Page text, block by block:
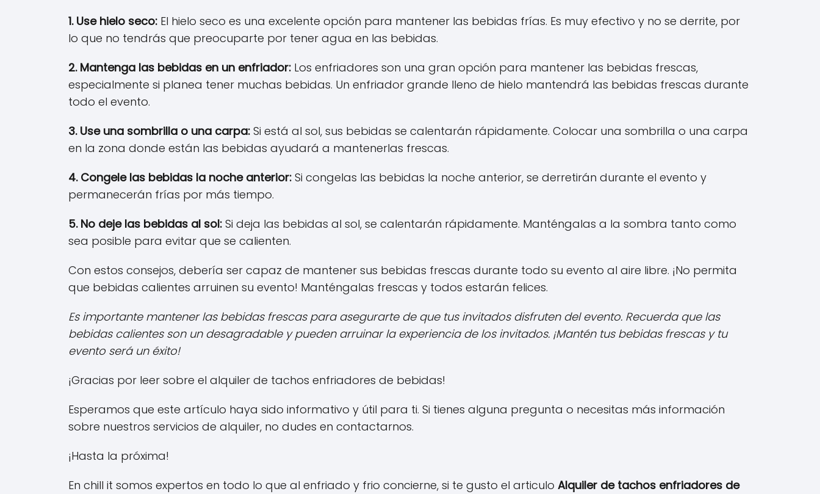
1. Use hielo seco: El hielo seco es una excelente opción para mantener las bebidas frías. Es muy efectivo y no se derrite, por
lo que no tendrás que preocuparte por tener agua en las bebidas.
2. Mantenga las bebidas en un enfriador: Los enfriadores son una gran opción para mantener las bebidas frescas,
especialmente si planea tener muchas bebidas. Un enfriador grande lleno de hielo mantendrá las bebidas frescas durante
todo el evento.
3. Use una sombrilla o una carpa: Si está al sol, sus bebidas se calentarán rápidamente. Colocar una sombrilla o una carpa
en la zona donde están las bebidas ayudará a mantenerlas frescas.
4. Congele las bebidas la noche anterior: Si congelas las bebidas la noche anterior, se derretirán durante el evento y
permanecerán frías por más tiempo.
5. No deje las bebidas al sol: Si deja las bebidas al sol, se calentarán rápidamente. Manténgalas a la sombra tanto como
sea posible para evitar que se calienten.
Con estos consejos, debería ser capaz de mantener sus bebidas frescas durante todo su evento al aire libre. ¡No permita
que bebidas calientes arruinen su evento! Manténgalas frescas y todos estarán felices.
Es importante mantener las bebidas frescas para asegurarte de que tus invitados disfruten del evento. Recuerda que las
bebidas calientes son un desagradable y pueden arruinar la experiencia de los invitados. ¡Mantén tus bebidas frescas y tu
evento será un éxito!
¡Gracias por leer sobre el alquiler de tachos enfriadores de bebidas!
Esperamos que este artículo haya sido informativo y útil para ti. Si tienes alguna pregunta o necesitas más información
sobre nuestros servicios de alquiler, no dudes en contactarnos.
¡Hasta la próxima!
En chill it somos expertos en todo lo que al enfriado y frio concierne, si te gusto el articulo Alquiler de tachos enfriadores de